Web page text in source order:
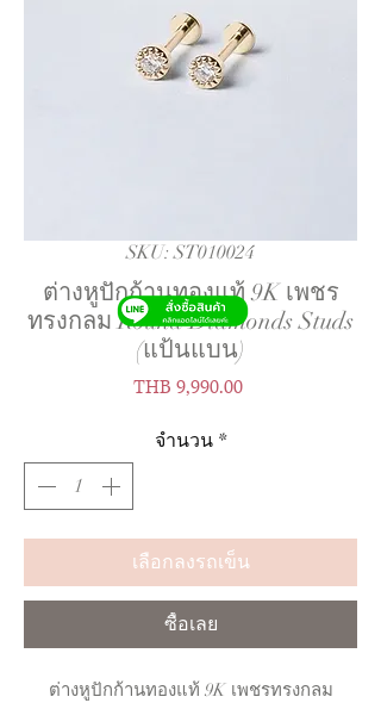
SKU: ST010024
ต่างหูปักก้านทองแท้ 9K เพชร
ทรงกลม Round Diamonds Studs
(แป้นแบน)
THB 9,990.00ราคา
จำนวน *
เลือกลงรถเข็น
ซื้อเลย
ต่างหูปักก้านทองแท้ 9K เพชรทรงกลม